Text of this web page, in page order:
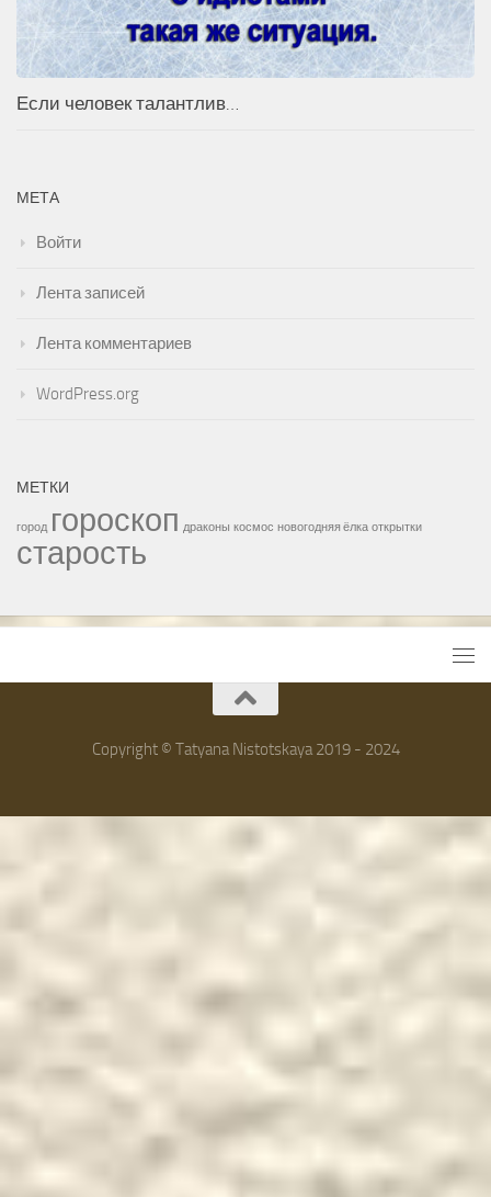
Если человек талантлив…
МЕТА
Войти
Лента записей
Лента комментариев
WordPress.org
МЕТКИ
город гороскоп драконы космос новогодняя ёлка открытки
старость
Copyright © Tatyana Nistotskaya 2019 - 2024